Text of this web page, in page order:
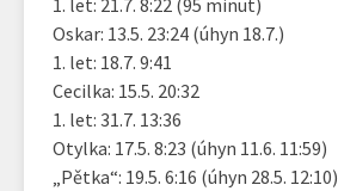
1. let: 21.7. 8:22 (95 minut)
Oskar: 13.5. 23:24 (úhyn 18.7.)
1. let: 18.7. 9:41
Cecilka: 15.5. 20:32
1. let: 31.7. 13:36
Otylka: 17.5. 8:23 (úhyn 11.6. 11:59)
„Pětka“: 19.5. 6:16 (úhyn 28.5. 12:10)